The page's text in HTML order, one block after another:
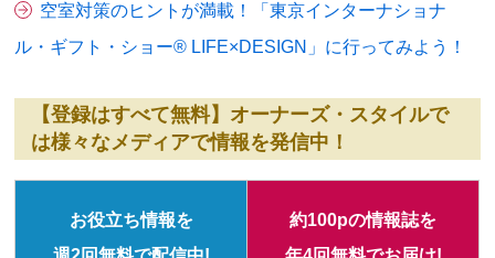
空室対策のヒントが満載！「東京インターナショナ
ル・ギフト・ショー® LIFE×DESIGN」に行ってみよう！
【登録はすべて無料】オーナーズ・スタイルで
は様々なメディアで情報を発信中！
お役立ち情報を
約100pの情報誌を